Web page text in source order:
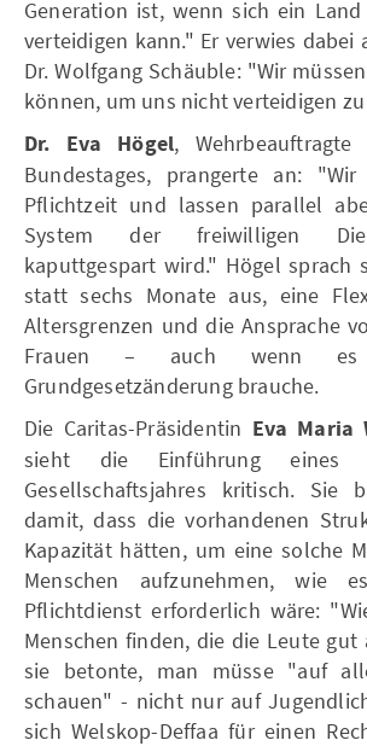
Generation ist, wenn sich ein
verteidigen kann." Er verwies dabei
Dr. Wolfgang Schäuble: "Wir
können, um uns nicht verteidigen
Dr. Eva Högel, Wehrbeauftragte
Bundestages, prangerte an:
Pflichtzeit und lassen parallel
System der freiwilligen
kaputtgespart wird." Högel sprach
statt sechs Monate aus, eine
Altersgrenzen und die Ansprache
Frauen – auch wenn
Grundgesetzänderung brauche.
Die Caritas-Präsidentin Eva Maria
sieht die Einführung eines
Gesellschaftsjahres kritisch. Sie
damit, dass die vorhandenen
Kapazität hätten, um eine solche
Menschen aufzunehmen, wie
Pflichtdienst erforderlich wäre:
Menschen finden, die die Leute gut
sie betonte, man müsse "auf
schauen" - nicht nur auf
sich Welskop-Deffaa für einen